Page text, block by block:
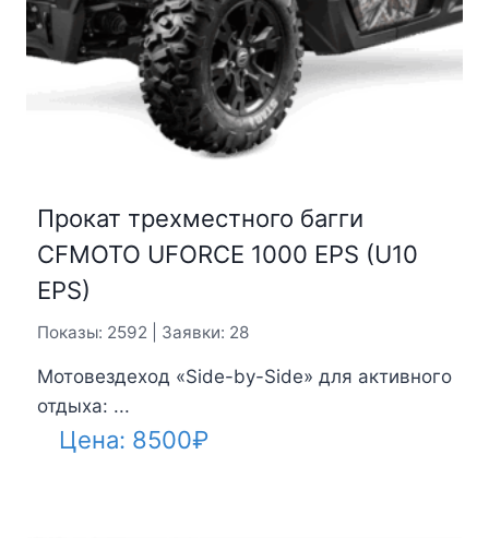
Прокат трехместного багги
CFMOTO UFORCE 1000 EPS (U10
EPS)
Показы: 2592 | Заявки: 28
Мотовездеход «Side-by-Side» для активного
отдыха: ...
Цена: 8500₽